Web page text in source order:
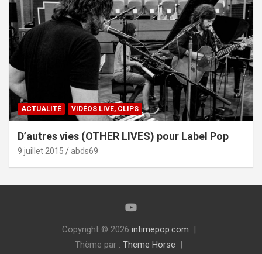
ACTUALITÉ VIDÉOS LIVE, CLIPS
D’autres vies (OTHER LIVES) pour Label Pop
9 juillet 2015 abds69
Copyright © 2026 intimepop.com
Thème par : Theme Horse